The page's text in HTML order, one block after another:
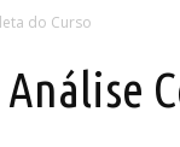
do Curso
Análise